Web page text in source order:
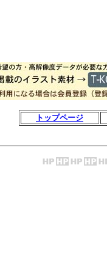
トップページ